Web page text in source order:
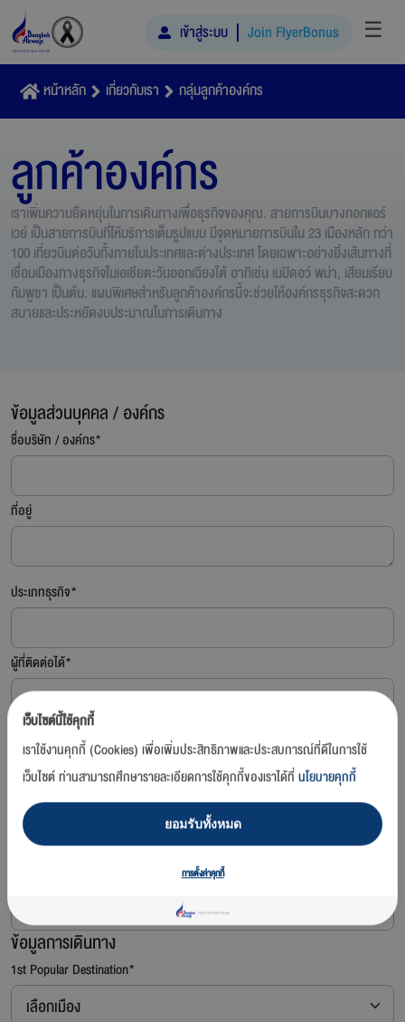
เข้าสู่ระบบ Join FlyerBonus ☰
หน้าหลัก เกี่ยวกับเรา กลุ่มลูกค้าองค์กร
ลูกค้าองค์กร
เราเพิ่มความยืดหยุ่นในการเดินทางเพื่อธุรกิจของคุณ. สายการบินบางกอกแอร์
เวย์ เป็นสายการบินที่ให้บริการเต็มรูปแบบ มีจุดหมายการบินใน 23 เมืองหลัก กว่า
100 เที่ยวบินต่อวันทั้งภายในประเทศและต่างประเทศ โดยเฉพาะอย่างยิ่งเส้นทางที่
เชื่อมเมืองทางธุรกิจในเอเชียตะวันออกเฉียงใต้ อาทิเช่น เนปิดอว์ พม่า, เสียมเรียบ
กัมพูชา เป็นต้น. แผนพิเศษสำหรับลูกค้าองค์กรนี้จะช่วยให้องค์กรธุรกิจสะดวก
สบายและประหยัดงบประมาณในการเดินทาง
ข้อมูลส่วนบุคคล / องค์กร
ชื่อบริษัท / องค์กร*
ที่อยู่
ประเภทธุรกิจ*
ผู้ที่ติดต่อได้*
หมายเลขโทรศัพท์*
แฟกซ์
ข้อมูลการเดินทาง
1st Popular Destination*
เว็บไซต์นี้ใช้คุกกี้
เราใช้งานคุกกี้ (Cookies) เพื่อเพิ่มประสิทธิภาพและประสบการณ์ที่ดีในการใช้
เว็บไซต์ ท่านสามารถศึกษารายละเอียดการใช้คุกกี้ของเราได้ที่นโยบายคุกกี้
ยอมรับทั้งหมด
การตั้งค่าคุกกี้